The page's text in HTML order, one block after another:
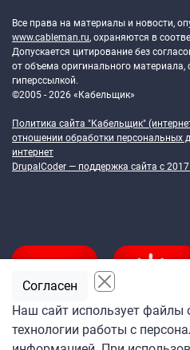
Все права на материалы и новости,
www.cableman.ru, охраняются в
Допускается цитирование без
от объема оригинального материала,
гиперссылкой.
©2005 - 2026 «Кабельщик»
Политика сайта "Кабельщик"
отношении обработки персональных
интернет
DrupalCoder — поддержка сайта c 2017
Подпишитесь
Наш сайт использует файлы
технологии работы с
Согласен